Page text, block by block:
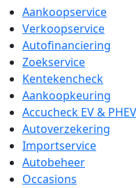
Aankoopservice
Verkoopservice
Autofinanciering
Zoekservice
Kentekencheck
Aankoopkeuring
Accucheck EV & PHEV
Autoverzekering
Importservice
Autobeheer
Occasions